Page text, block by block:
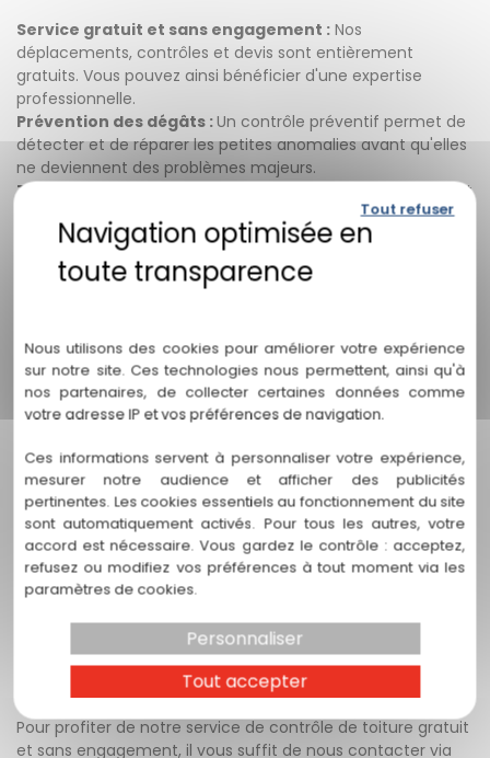
Service gratuit et sans engagement : Nos
déplacements, contrôles et devis sont entièrement
gratuits. Vous pouvez ainsi bénéficier d'une expertise
professionnelle.
Prévention des dégâts :Un contrôle préventif permet de
détecter et de réparer les petites anomalies avant qu'elles
ne deviennent des problèmes majeurs.
Tranquillité d'esprit :
Savoir que votre toit est en bon état
vous permet de partir en vacances sereinement, sans
craindre les mauvaises surprises à votre retour.
Augmentation de la durée de vie de votre toit :
maintenance régulière peut prolonger considérablement la
QUE COMPREND NOTRE CONTRÔLE DE TOITURE ?
Nos experts se déplacent chez vous pour effectuer un
examen minutieux de votre toit. Voici ce que nous vérifions
L'état général des tuiles ou des ardoises :Recherche de
fissures, de tuiles déplacées ou manquantes.
Les joints et les solins : Vérification de l'étanchéité pour
éviter les infiltrations d'eau.
Les gouttières et descentes d'eau pluviale : Assurer
qu'elles ne sont pas obstruées et qu'elles fonctionnent
correctement.
La charpente :Inspection visuelle pour détecter
d'éventuels signes de faiblesse ou de dommages.
COMMENT BÉNÉFICIER DE NOTRE SERVICE ?
Pour profiter de notre service de contrôle de toiture gratuit
et sans engagement, il vous suffit de nous contacter via
Nous utilisons des cookies pour améliorer votre expérience
sur notre site. Ces technologies nous permettent, ainsi qu'à
nos partenaires, de collecter certaines données comme
votre adresse IP et vos préférences de navigation.
Ces informations servent à personnaliser votre expérience,
mesurer notre audience et afficher des publicités
pertinentes. Les cookies essentiels au fonctionnement du site
sont automatiquement activés. Pour tous les autres, votre
accord est nécessaire. Vous gardez le contrôle : acceptez,
refusez ou modifiez vos préférences à tout moment via les
paramètres de cookies.
Tout accepter
Tout refuser
Personnaliser